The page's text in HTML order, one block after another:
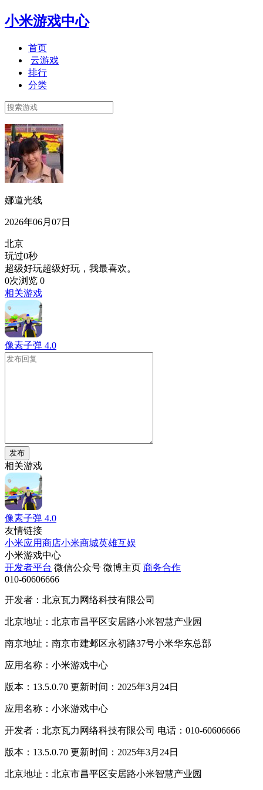
小米游戏中心
首页
云游戏
排行
分类
娜道光线
2026年06月07日
北京
玩过0秒
超级好玩超级好玩，我最喜欢。
0次浏览 0
相关游戏
像素子弹 4.0
发布
相关游戏
像素子弹 4.0
友情链接
小米应用商店小米商城英雄互娱
小米游戏中心
开发者平台 微信公众号 微博主页 商务合作
010-60606666
开发者：北京瓦力网络科技有限公司
北京地址：北京市昌平区安居路小米智慧产业园
南京地址：南京市建邺区永初路37号小米华东总部
应用名称：小米游戏中心
版本：13.5.0.70 更新时间：2025年3月24日
应用名称：小米游戏中心
开发者：北京瓦力网络科技有限公司 电话：010-60606666
版本：13.5.0.70 更新时间：2025年3月24日
北京地址：北京市昌平区安居路小米智慧产业园